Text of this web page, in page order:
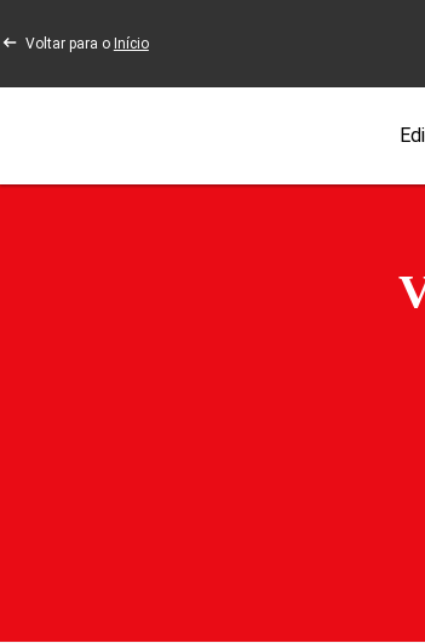
Voltar para o Início